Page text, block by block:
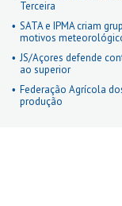
Terceira
SATA e IPMA criam
motivos
JS/Açores defende
ao superior
Federação Agrícola
produção